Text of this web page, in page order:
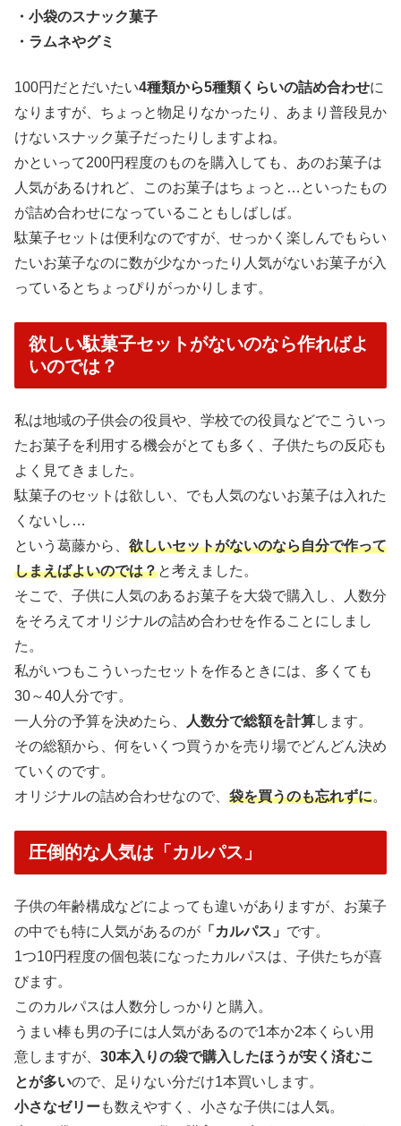
・小袋のスナック菓子
・ラムネやグミ
100円だとだいたい4種類から5種類くらいの詰め合わせに
なりますが、ちょっと物足りなかったり、あまり普段見か
けないスナック菓子だったりしますよね。
かといって200円程度のものを購入しても、あのお菓子は
人気があるけれど、このお菓子はちょっと…といったもの
が詰め合わせになっていることもしばしば。
駄菓子セットは便利なのですが、せっかく楽しんでもらい
たいお菓子なのに数が少なかったり人気がないお菓子が入
っているとちょっぴりがっかりします。
欲しい駄菓子セットがないのなら作ればよ
いのでは？
私は地域の子供会の役員や、学校での役員などでこういっ
たお菓子を利用する機会がとても多く、子供たちの反応も
よく見てきました。
駄菓子のセットは欲しい、でも人気のないお菓子は入れた
くないし…
という葛藤から、 欲しいセットがないのなら自分で作って
しまえばよいのでは？と考えました。
そこで、子供に人気のあるお菓子を大袋で購入し、人数分
をそろえてオリジナルの詰め合わせを作ることにしまし
た。
私がいつもこういったセットを作るときには、多くても
30～40人分です。
一人分の予算を決めたら、
人数分で総額を計算します。
その総額から、何をいくつ買うかを売り場でどんどん決め
ていくのです。
オリジナルの詰め合わせなので、 袋を買うのも忘れずに。
圧倒的な人気は「カルパス」
子供の年齢構成などによっても違いがありますが、お菓子
の中でも特に人気があるのが 「カルパス」 です。
1つ10円程度の個包装になったカルパスは、子供たちが喜
びます。
このカルパスは人数分しっかりと購入。
うまい棒も男の子には人気があるので1本か2本くらい用
意しますが、 30本入りの袋で購入したほうが安く済むこ
とが多いので、足りない分だけ1本買いします。
小さなゼリーも数えやすく、小さな子供には人気。